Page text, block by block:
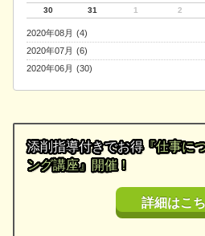
30
31 1 2
2020年08月 (4)
2020年07月 (6)
2020年06月 (30)
添削指導付きでお得『仕事に
ング講座』開催！
詳細はこ